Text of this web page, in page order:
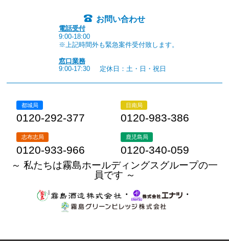
お問い合わせ
電話受付
9:00-18:00
※上記時間外も緊急案件受付致します。
窓口業務
9:00-17:30
定休日：土・日・祝日
都城局
0120-292-377
日南局
0120-983-386
志布志局
0120-933-966
鹿児島局
0120-340-059
～ 私たちは霧島ホールディングスグループの一
員です ～
・
・